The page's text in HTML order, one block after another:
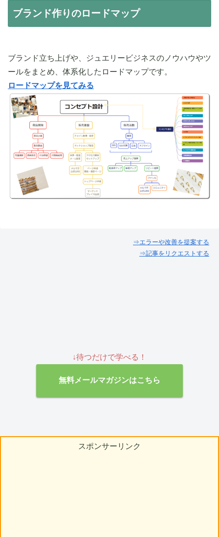
ブランド作りのロードマップ
ブランド立ち上げや、ジュエリービジネスのノウハウやツ
ールをまとめ、体系化したロードマップです。
ロードマップを見てみる
⇒エラーや改善を提案する
⇒記事をリクエストする
↓待つだけで学べる！
無料メールマガジンはこちら
スポンサーリンク